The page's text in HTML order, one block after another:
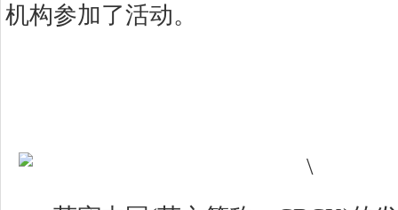
机构参加了活动。